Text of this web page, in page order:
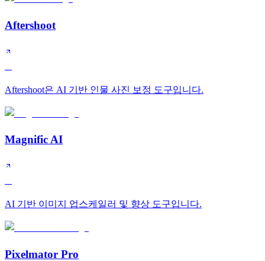
Aftershoot
Aftershoot은 AI 기반 인물 사진 보정 도구입니다.
Magnific AI
AI 기반 이미지 업스케일러 및 향상 도구입니다.
Pixelmator Pro